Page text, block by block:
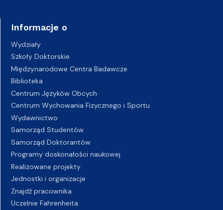
Informacje o
Wydziały
Szkoły Doktorskie
Międzynarodowe Centra Badawcze
Biblioteka
Centrum Języków Obcych
Centrum Wychowania Fizycznego i Sportu
Wydawnictwo
Samorząd Studentów
Samorząd Doktorantów
Programy doskonałości naukowej
Realizowane projekty
Jednostki i organizacje
Znajdź pracownika
Uczelnie Fahrenheita